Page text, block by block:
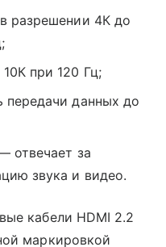
разрешении 4К до
при 120 Гц;
передачи данных до
отвечает за
звука и видео.
кабели HDMI 2.2
маркировкой